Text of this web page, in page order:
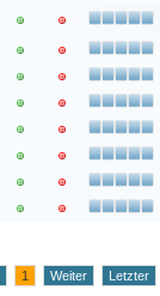
1 Weiter Letzter